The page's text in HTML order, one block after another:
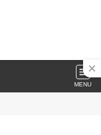
MENU